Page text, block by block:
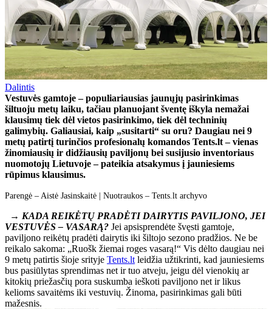
Dalintis
Vestuvės gamtoje – populiariausias jaunųjų pasirinkimas
šiltuoju metų laiku, tačiau planuojant šventę iškyla nemažai
klausimų tiek dėl vietos pasirinkimo, tiek dėl techninių
galimybių. Galiausiai, kaip „susitarti“ su oru? Daugiau nei 9
metų patirtį turinčios profesionalų komandos Tents.lt – vienas
žinomiausių ir didžiausių paviljonų bei susijusio inventoriaus
nuomotojų Lietuvoje – pateikia atsakymus į jauniesiems
rūpimus klausimus.
Parengė – Aistė Jasinskaitė | Nuotraukos – Tents.lt archyvo
→ KADA REIKĖTŲ PRADĖTI DAIRYTIS PAVILJONO, JEI
VESTUVĖS – VASARĄ? Jei apsisprendėte švęsti gamtoje,
paviljono reikėtų pradėti dairytis iki šiltojo sezono pradžios. Ne be
reikalo sakoma: „Ruošk žiemai roges vasarą!“ Vis dėlto daugiau nei
9 metų patirtis šioje srityje Tents.lt leidžia užtikrinti, kad jauniesiems
bus pasiūlytas sprendimas net ir tuo atveju, jeigu dėl vienokių ar
kitokių priežasčių pora suskumba ieškoti paviljono net ir likus
kelioms savaitėms iki vestuvių. Žinoma, pasirinkimas gali būti
mažesnis.